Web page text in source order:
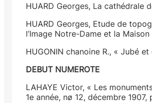
HUARD Georges, La cathédrale
HUARD Georges, Etude de
l’Image Notre-Dame et la
HUGONIN chanoine R., « Jubé
DEBUT NUMEROTE
LAHAYE Victor, « Les
1e année, nø 12, décembre